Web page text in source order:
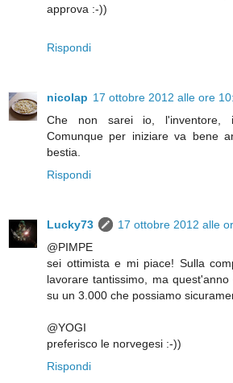
approva :-))
Rispondi
nicolap 17 ottobre 2012 alle ore
Che non sarei io, l'inventore,
Comunque per iniziare va bene
bestia.
Rispondi
Lucky73
17 ottobre 2012 alle
@PIMPE
sei ottimista e mi piace! Sulla
lavorare tantissimo, ma
su un 3.000 che possiamo
@YOGI
preferisco le norvegesi :-))
Rispondi